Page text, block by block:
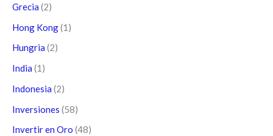
Grecia (2)
Hong Kong(1)
Hungria (2)
India (1)
Indonesia (2)
Inversiones (58)
Invertir en Oro (48)